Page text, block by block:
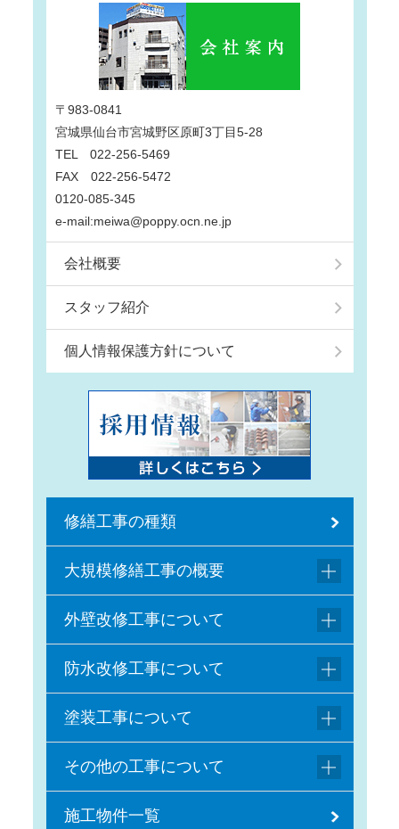
〒983-0841
宮城県仙台市宮城野区原町3丁目5-28
TEL 022-256-5469
FAX 022-256-5472
0120-085-345
e-mail:meiwa@poppy.ocn.ne.jp
会社概要
スタッフ紹介
個人情報保護方針について
修繕工事の種類
大規模修繕工事の概要
外壁改修工事について
防水改修工事について
塗装工事について
その他の工事について
施工物件一覧